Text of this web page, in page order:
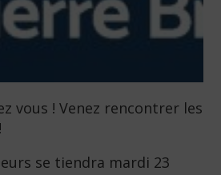
vous ! Venez rencontrer les
se tiendra mardi 23